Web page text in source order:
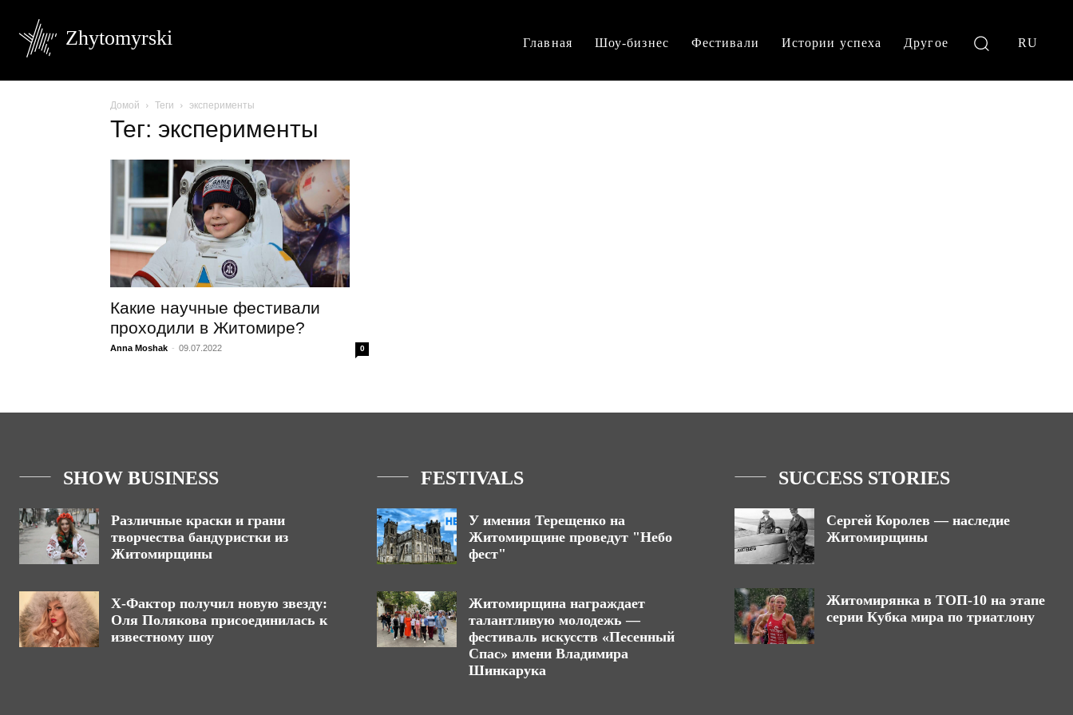
Zhytomyrski Главная Шоу-бизнес Фестивали Истории успеха Другое RU
Домой Теги эксперименты
Тег: эксперименты
Какие научные фестивали
проходили в Житомире?
Anna Moshak - 09.07.2022 0
SHOW BUSINESS
Различные краски и грани
творчества бандуристки из
Житомирщины
Х-Фактор получил новую звезду:
Оля Полякова присоединилась к
известному шоу
FESTIVALS
У имения Терещенко на
Житомирщине проведут "Небо
фест"
Житомирщина награждает
талантливую молодежь —
фестиваль искусств «Песенный
Спас» имени Владимира
Шинкарука
SUCCESS STORIES
Сергей Королев — наследие
Житомирщины
Житомирянка в ТОП-10 на этапе
серии Кубка мира по триатлону